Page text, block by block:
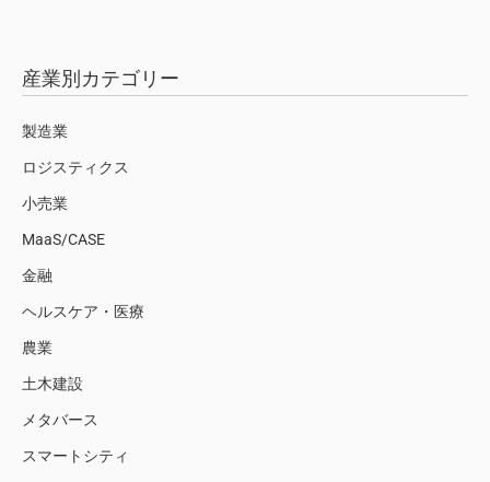
産業別カテゴリー
製造業
ロジスティクス
小売業
MaaS/CASE
金融
ヘルスケア・医療
農業
土木建設
メタバース
スマートシティ